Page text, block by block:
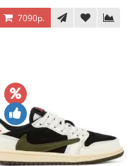
7090р.